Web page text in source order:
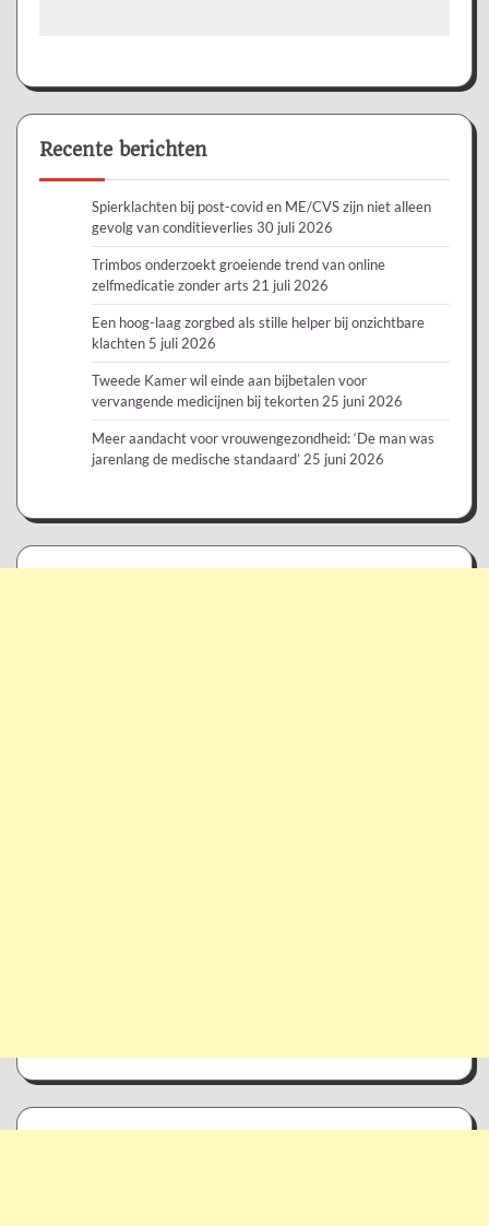
Recente berichten
Spierklachten bij post-covid en ME/CVS zijn niet alleen
gevolg van conditieverlies 30 juli 2026
Trimbos onderzoekt groeiende trend van online
zelfmedicatie zonder arts 21 juli 2026
Een hoog-laag zorgbed als stille helper bij onzichtbare
klachten 5 juli 2026
Tweede Kamer wil einde aan bijbetalen voor
vervangende medicijnen bij tekorten 25 juni 2026
Meer aandacht voor vrouwengezondheid: ‘De man was
jarenlang de medische standaard’ 25 juni 2026